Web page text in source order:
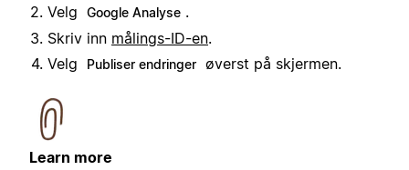
Velg
Google Analyse .
Skriv inn målings-ID-en.
Velg
Publiser endringer øverst på skjermen.
Learn more